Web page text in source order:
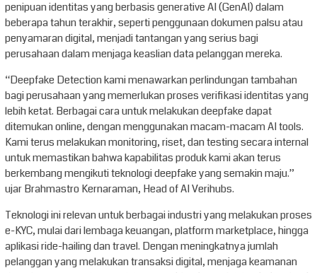
penipuan identitas yang berbasis generative AI (GenAI) dalam
beberapa tahun terakhir, seperti penggunaan dokumen palsu atau
penyamaran digital, menjadi tantangan yang serius bagi
perusahaan dalam menjaga keaslian data pelanggan mereka.
“Deepfake Detection kami menawarkan perlindungan tambahan
bagi perusahaan yang memerlukan proses verifikasi identitas yang
lebih ketat. Berbagai cara untuk melakukan deepfake dapat
ditemukan online, dengan menggunakan macam-macam AI tools.
Kami terus melakukan monitoring, riset, dan testing secara internal
untuk memastikan bahwa kapabilitas produk kami akan terus
berkembang mengikuti teknologi deepfake yang semakin maju.”
ujar Brahmastro Kernaraman, Head of AI Verihubs.
Teknologi ini relevan untuk berbagai industri yang melakukan proses
e-KYC, mulai dari lembaga keuangan, platform marketplace, hingga
aplikasi ride-hailing dan travel. Dengan meningkatnya jumlah
pelanggan yang melakukan transaksi digital, menjaga keamanan